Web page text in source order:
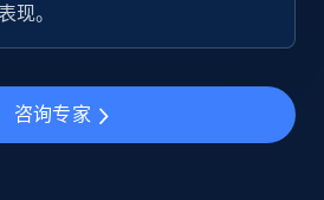
TikTok shop products
Description, Currency, Initial
percent, and more.
现。
咨询专家